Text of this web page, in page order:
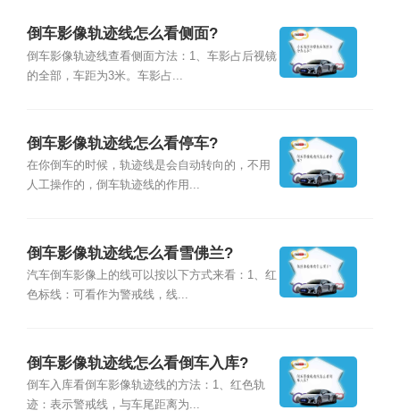
倒车影像轨迹线怎么看侧面?
倒车影像轨迹线查看侧面方法：1、车影占后视镜
的全部，车距为3米。车影占...
倒车影像轨迹线怎么看停车?
在你倒车的时候，轨迹线是会自动转向的，不用
人工操作的，倒车轨迹线的作用...
倒车影像轨迹线怎么看雪佛兰?
汽车倒车影像上的线可以按以下方式来看：1、红
色标线：可看作为警戒线，线...
倒车影像轨迹线怎么看倒车入库?
倒车入库看倒车影像轨迹线的方法：1、红色轨
迹：表示警戒线，与车尾距离为...